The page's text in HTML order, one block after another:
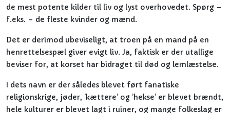
de mest potente kilder til liv og lyst overhovedet. Spørg –
f.eks. – de fleste kvinder og mænd.
Det er derimod ubeviseligt, at troen på en mand på en
henrettelsespæl giver evigt liv. Ja, faktisk er der utallige
beviser for, at korset har bidraget til død og lemlæstelse.
I dets navn er der således blevet ført fanatiske
religionskrige, jøder, ’kættere’ og ’hekse’ er blevet brændt,
hele kulturer er blevet lagt i ruiner, og mange folkeslag er